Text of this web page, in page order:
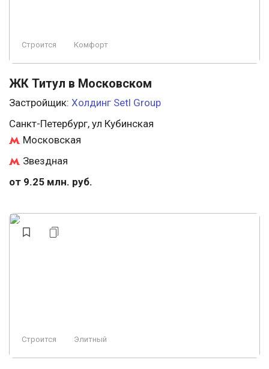
Строится Комфорт
ЖК Титул в Московском
Застройщик: Холдинг Setl Group
Санкт-Петербург, ул Кубинская
Московская
Звездная
от 9.25 млн. руб.
Строится Элитный